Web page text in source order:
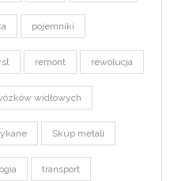
pojemniki
remont rewolucja
widłowych
Skup metali
transport